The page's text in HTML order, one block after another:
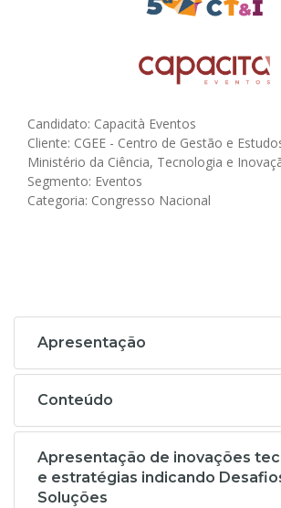
Candidato: Capacità Eventos
Cliente: CGEE - Centro de Gestão e
Ministério da Ciência, Tecnologia e
Segmento: Eventos
Categoria: Congresso Nacional
Apresentação
Conteúdo
Apresentação de inovações
e estratégias indicando
Soluções